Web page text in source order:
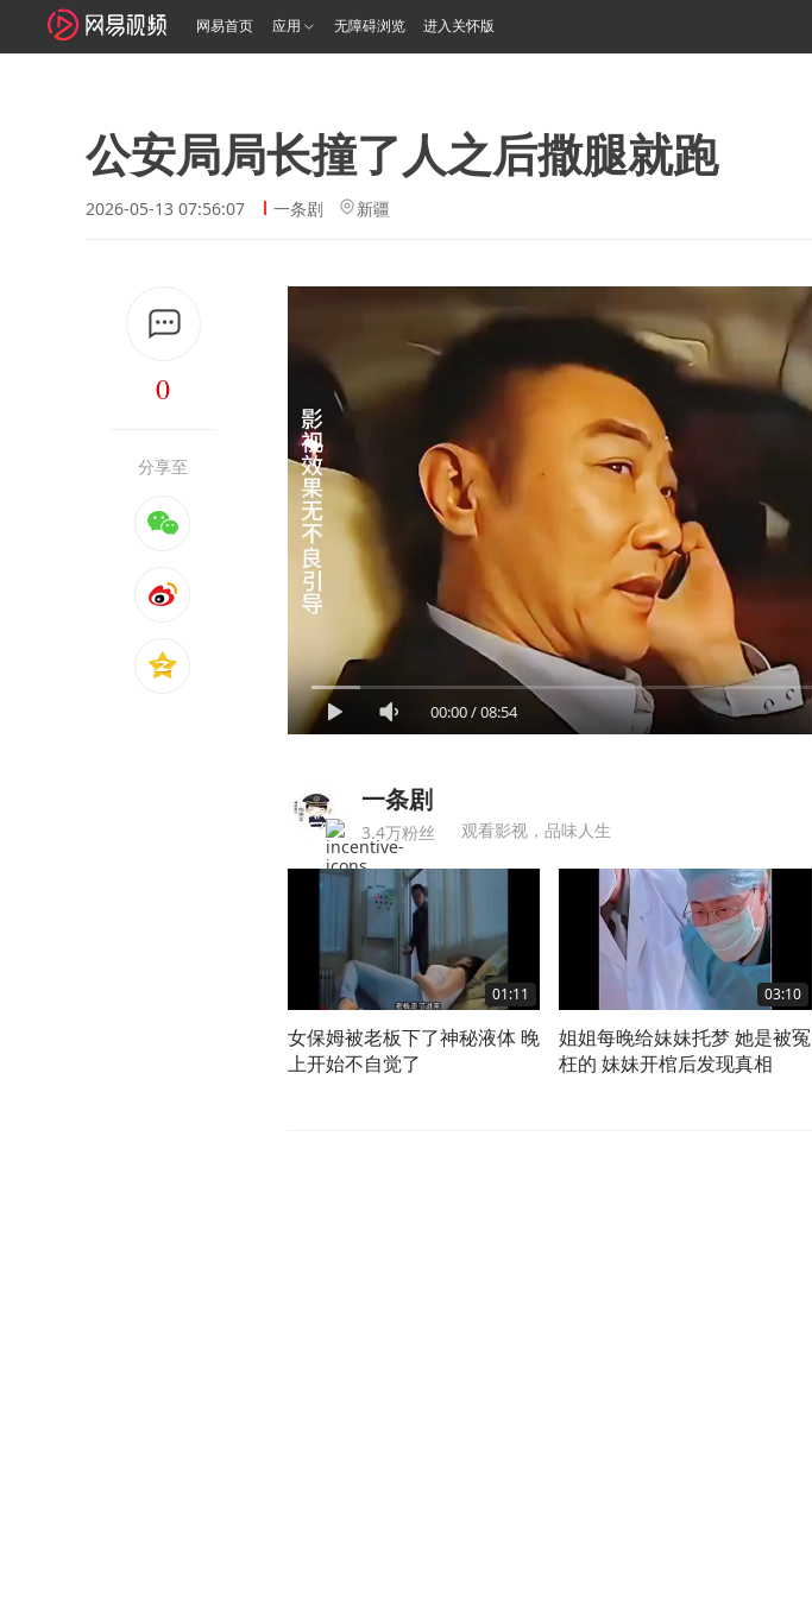
网易首页 应用 无障碍浏览 进入关怀版
公安局局长撞了人之后撒腿就跑
2026-05-13 07:56:07 一条剧 新疆
0
分享至
00:00/08:54
一条剧
3.4万粉丝 观看影视，品味人生
01:11
女保姆被老板下了神秘液体 晚
上开始不自觉了
03:10
姐姐每晚给妹妹托梦 她是被冤
枉的 妹妹开棺后发现真相